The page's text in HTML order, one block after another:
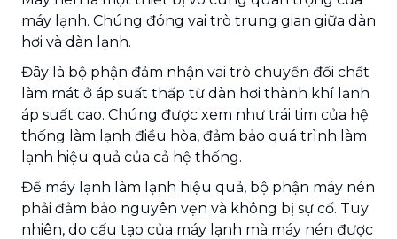
máy lạnh. Chúng đóng vai trò trung gian giữa dàn
hơi và dàn lạnh.
Đây là bộ phận đảm nhận vai trò chuyển đổi chất
làm mát ở áp suất thấp từ dàn hơi thành khí lạnh
áp suất cao. Chúng được xem như trái tim của hệ
thống làm lạnh điều hòa, đảm bảo quá trình làm
lạnh hiệu quả của cả hệ thống.
Để máy lạnh làm lạnh hiệu quả, bộ phận máy nén
phải đảm bảo nguyên vẹn và không bị sự cố. Tuy
nhiên, do cấu tạo của máy lạnh mà máy nén được